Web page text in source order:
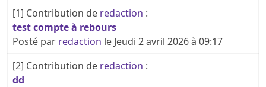
[1] Contribution de redaction :
test compte à rebours
Posté par redaction le Jeudi 2 avril 2026 à 09:17
[2] Contribution de redaction :
dd